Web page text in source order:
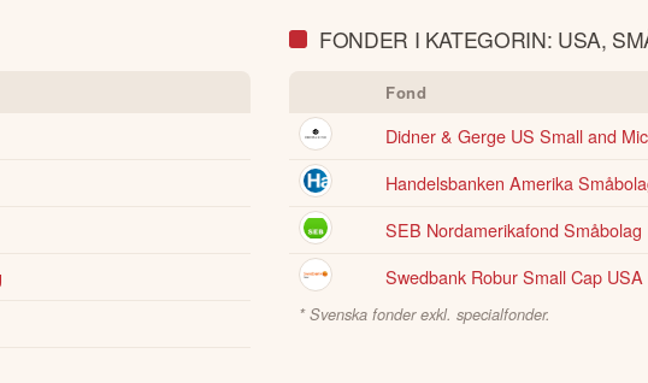
FONDER I KATEGORIN: USA,
Fond
Didner & Gerge US Small and
Handelsbanken Amerika
SEB Nordamerikafond Småbolag
Swedbank Robur Small Cap USA
* Svenska fonder exkl. specialfonder.